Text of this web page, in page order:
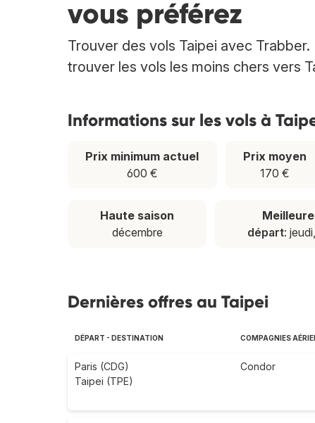
vous préférez
Trouver des vols Taipei avec
trouver les vols les moins chers vers
Informations sur les vols à
Prix minimum actuel
600 €
Prix moyen
170 €
Haute saison
décembre
départ: jeudi,
Dernières offres au Taipei
DÉPART - DESTINATION COMPAGNIES
Paris (CDG)
Taipei (TPE)
Condor